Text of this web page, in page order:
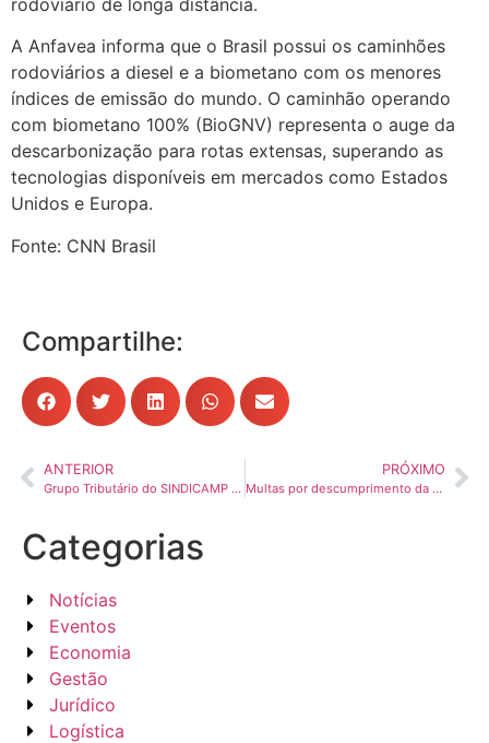
A Anfavea informa que o Brasil possui os caminhões
rodoviários a diesel e a biometano com os menores
índices de emissão do mundo. O caminhão operando
com biometano 100% (BioGNV) representa o auge da
descarbonização para rotas extensas, superando as
tecnologias disponíveis em mercados como Estados
Unidos e Europa.
Fonte: CNN Brasil
Compartilhe:
ANTERIOR
Grupo Tributário do SINDICAMP discute impactos da Reforma Tributária e atualizações fiscais para o transporte de cargas
PRÓXIMO
Multas por descumprimento da tabela de frete chegam a mais de 55 mil em fevereiro
Categorias
Notícias
Eventos
Economia
Gestão
Jurídico
Logística